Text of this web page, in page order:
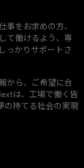
事をお求めの方、
て働けるよう、専
っかりサポートさ
から、ご希望に合
は、工場で働く皆
の持てる社会の実現